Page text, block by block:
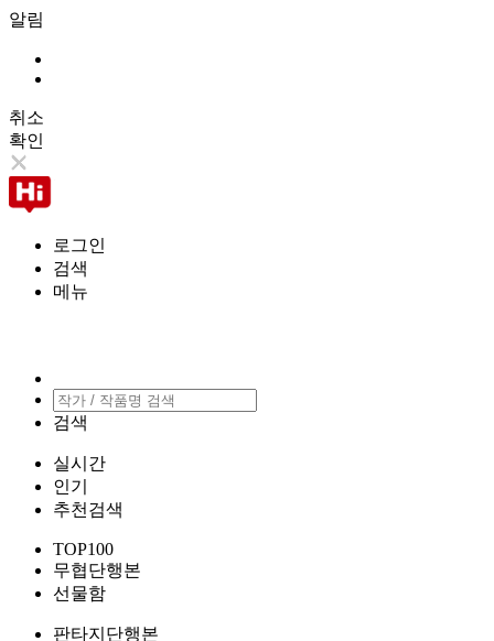
알림
취소
확인
로그인
검색
메뉴
검색
실시간
인기
추천검색
TOP100
무협단행본
선물함
판타지단행본